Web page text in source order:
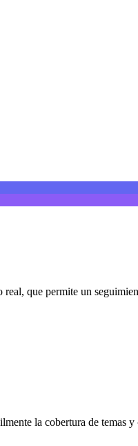
que permite un
la cobertura de temas